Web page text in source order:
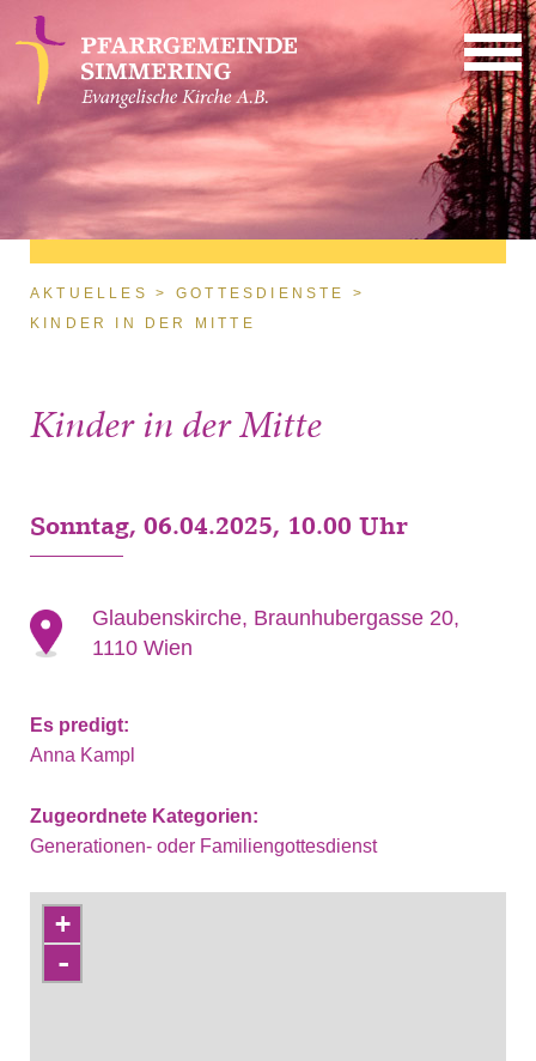
Direkt zum Inhalt
Sie sind hier
AKTUELLES
GOTTESDIENSTE
KINDER IN DER MITTE
Kinder in der Mitte
Sonntag, 06.04.2025, 10.00 Uhr
Glaubenskirche, Braunhubergasse 20,
1110 Wien
Es predigt:
Anna Kampl
Zugeordnete Kategorien:
Generationen- oder Familiengottesdienst
+
-